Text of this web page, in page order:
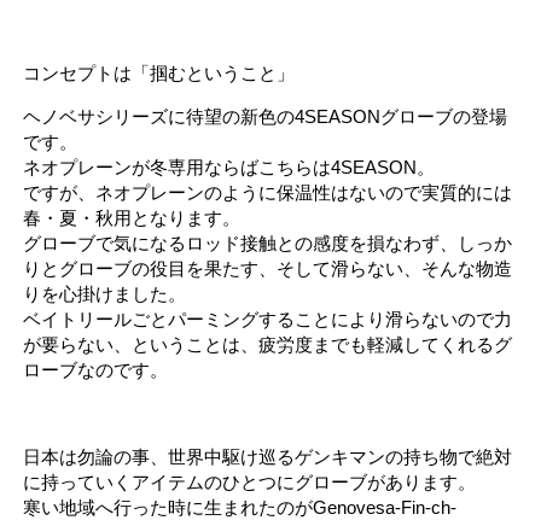
コンセプトは「掴むということ」
ヘノベサシリーズに待望の新色の4SEASONグローブの登場
です。
ネオプレーンが冬専用ならばこちらは4SEASON。
ですが、ネオプレーンのように保温性はないので実質的には
春・夏・秋用となります。
グローブで気になるロッド接触との感度を損なわず、しっか
りとグローブの役目を果たす、そして滑らない、そんな物造
りを心掛けました。
ベイトリールごとパーミングすることにより滑らないので力
が要らない、ということは、疲労度までも軽減してくれるグ
ローブなのです。
日本は勿論の事、世界中駆け巡るゲンキマンの持ち物で絶対
に持っていくアイテムのひとつにグローブがあります。
寒い地域へ行った時に生まれたのがGenovesa-Fin-ch-